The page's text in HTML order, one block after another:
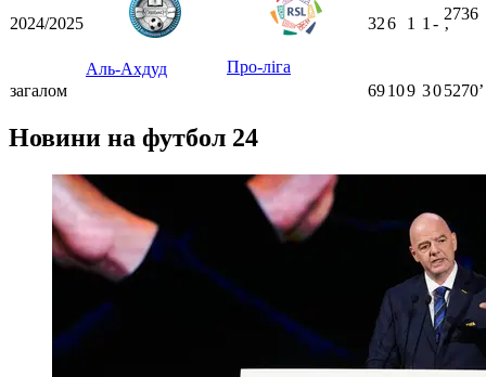
2024/2025
Аль-Ахдуд Про-ліга
326 1 1 -
2736
ʼ
загалом 69109 305270ʼ
Новини на футбол 24